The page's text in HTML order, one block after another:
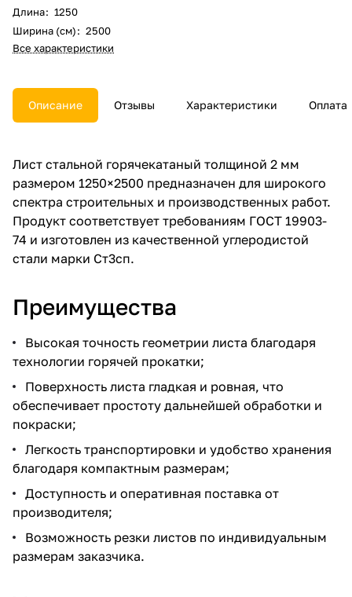
Длина: 1250
Ширина (см): 2500
Все характеристики
Описание Отзывы Характеристики Оплата
Лист стальной горячекатаный толщиной 2 мм
размером 1250×2500 предназначен для широкого
спектра строительных и производственных работ.
Продукт соответствует требованиям ГОСТ 19903-
74 и изготовлен из качественной углеродистой
стали марки Ст3сп.
Преимущества
Высокая точность геометрии листа благодаря
технологии горячей прокатки;
Поверхность листа гладкая и ровная, что
обеспечивает простоту дальнейшей обработки и
покраски;
Легкость транспортировки и удобство хранения
благодаря компактным размерам;
Доступность и оперативная поставка от
производителя;
Возможность резки листов по индивидуальным
размерам заказчика.